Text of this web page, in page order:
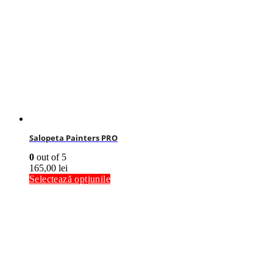
Salopeta Painters PRO
0 out of 5
165,00 lei
Selectează opțiunile